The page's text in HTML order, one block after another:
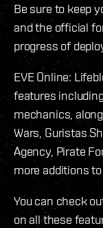
Be sure to keep
and the official
progress of
EVE Online:
features
mechanics,
Wars, Guristas
Agency, Pirate
more additions
You can check
on all these